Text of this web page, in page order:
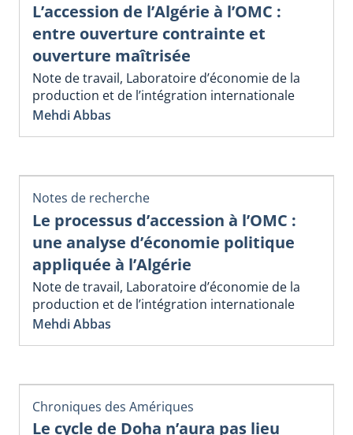
L’accession de l’Algérie à l’OMC :
entre ouverture contrainte et
ouverture maîtrisée
Note de travail, Laboratoire d’économie de la
production et de l’intégration internationale
Mehdi Abbas
Notes de recherche
Le processus d’accession à l’OMC :
une analyse d’économie politique
appliquée à l’Algérie
Note de travail, Laboratoire d’économie de la
production et de l’intégration internationale
Mehdi Abbas
Chroniques des Amériques
Le cycle de Doha n’aura pas lieu